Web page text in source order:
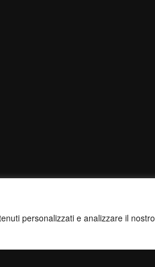
personalizzati e analizzare il nostro